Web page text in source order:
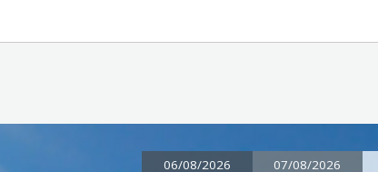
06/08/2026 07/08/2026